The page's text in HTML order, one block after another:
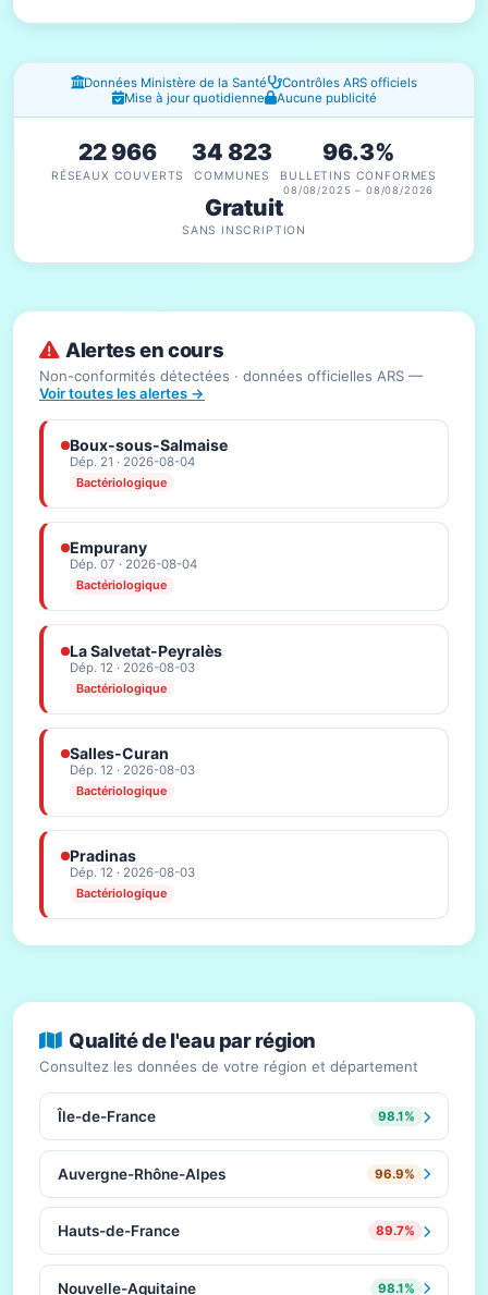
Fenêtres d'information
Données Ministère de la Santé
Contrôles ARS officiels
Mise à jour quotidienne
Aucune publicité
22 966
RÉSEAUX COUVERTS
34 823
COMMUNES
96.3%
BULLETINS CONFORMES
08/08/2025 – 08/08/2026
Gratuit
SANS INSCRIPTION
Alertes en cours
Non-conformités détectées · données officielles ARS —
Voir toutes les alertes →
Boux-sous-Salmaise
Dép. 21 · 2026-08-04
Bactériologique
Empurany
Dép. 07 · 2026-08-04
Bactériologique
La Salvetat-Peyralès
Dép. 12 · 2026-08-03
Bactériologique
Salles-Curan
Dép. 12 · 2026-08-03
Bactériologique
Pradinas
Dép. 12 · 2026-08-03
Bactériologique
Qualité de l'eau par région
Consultez les données de votre région et département
Île-de-France 98.1%
Auvergne-Rhône-Alpes 96.9%
Hauts-de-France 89.7%
Nouvelle-Aquitaine 98.1%